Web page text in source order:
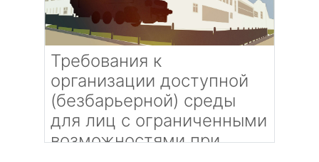
Требования к
организации доступной
(безбарьерной) среды
для лиц с ограниченными
возможностями при